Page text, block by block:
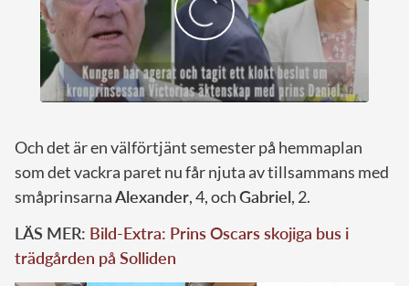
Och det är en välförtjänt semester på hemmaplan
som det vackra paret nu får njuta av tillsammans med
småprinsarnaAlexander, 4, ochGabriel, 2.
LÄS MER: Bild-Extra: Prins Oscars skojiga bus i
trädgården på Solliden